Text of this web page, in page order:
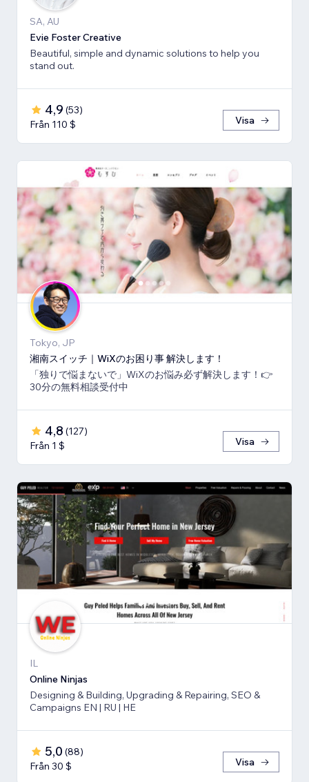
SA, AU
Evie Foster Creative
Beautiful, simple and dynamic solutions to help you
stand out.
4,9 (53)
Från 110 $
Visa
Tokyo, JP
湘南スイッチ｜WiXのお困り事 解決します！
「独りで悩まないで」WiXのお悩み必ず解決します！👉
30分の無料相談受付中
4,8 (127)
Från 1 $
Visa
IL
Online Ninjas
Designing & Building, Upgrading & Repairing, SEO &
Campaigns EN | RU | HE
5,0 (88)
Från 30 $
Visa